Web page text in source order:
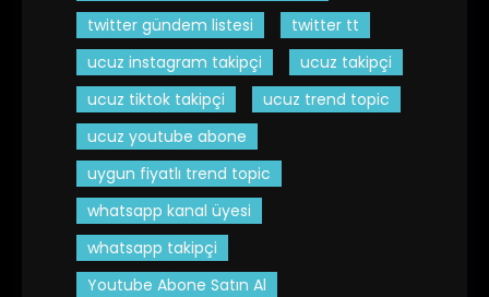
twitter gündem listesi
twitter tt
ucuz instagram takipçi
ucuz takipçi
ucuz tiktok takipçi
ucuz trend topic
ucuz youtube abone
uygun fiyatlı trend topic
whatsapp kanal üyesi
whatsapp takipçi
Youtube Abone Satın Al